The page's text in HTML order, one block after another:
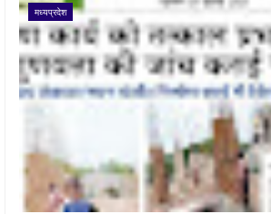
मध्यप्रदेश